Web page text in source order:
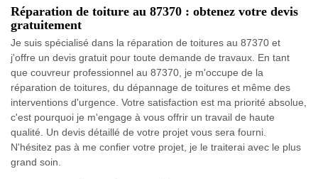
Réparation de toiture au 87370 : obtenez votre devis
gratuitement
Je suis spécialisé dans la réparation de toitures au 87370 et
j'offre un devis gratuit pour toute demande de travaux. En tant
que couvreur professionnel au 87370, je m'occupe de la
réparation de toitures, du dépannage de toitures et même des
interventions d'urgence. Votre satisfaction est ma priorité absolue,
c'est pourquoi je m'engage à vous offrir un travail de haute
qualité. Un devis détaillé de votre projet vous sera fourni.
N'hésitez pas à me confier votre projet, je le traiterai avec le plus
grand soin.